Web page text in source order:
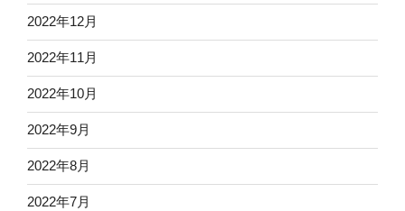
2022年12月
2022年11月
2022年10月
2022年9月
2022年8月
2022年7月